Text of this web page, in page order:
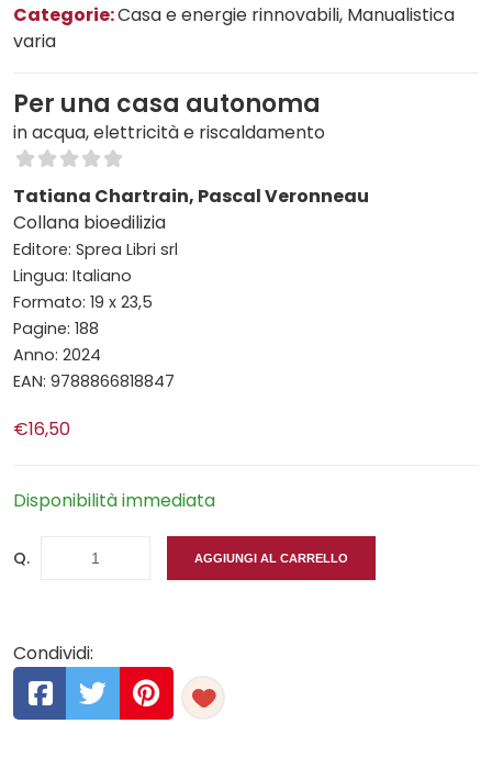
Categorie:Casa e energie rinnovabili, Manualistica
varia
Per una casa autonoma
in acqua, elettricità e riscaldamento
Tatiana Chartrain, Pascal Veronneau
Collana bioedilizia
Editore: Sprea Libri srl
Lingua: Italiano
Formato: 19 x 23,5
Pagine: 188
Anno: 2024
EAN: 9788866818847
€16,50
Disponibilità immediata
Q. AGGIUNGI AL CARRELLO
Condividi: